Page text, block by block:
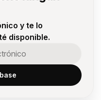
y te lo
disponible.